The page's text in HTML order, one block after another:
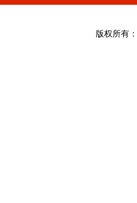
版权所有：